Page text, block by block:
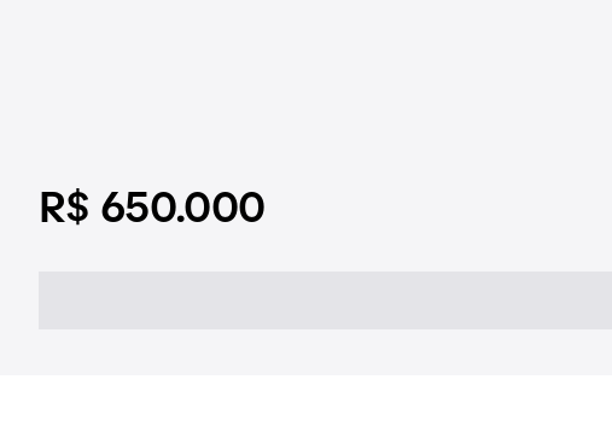
R$ 650.000